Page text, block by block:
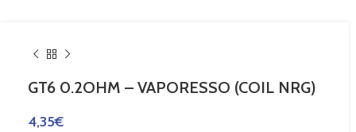
GT6 0.2OHM – VAPORESSO (COIL NRG)
4,35€